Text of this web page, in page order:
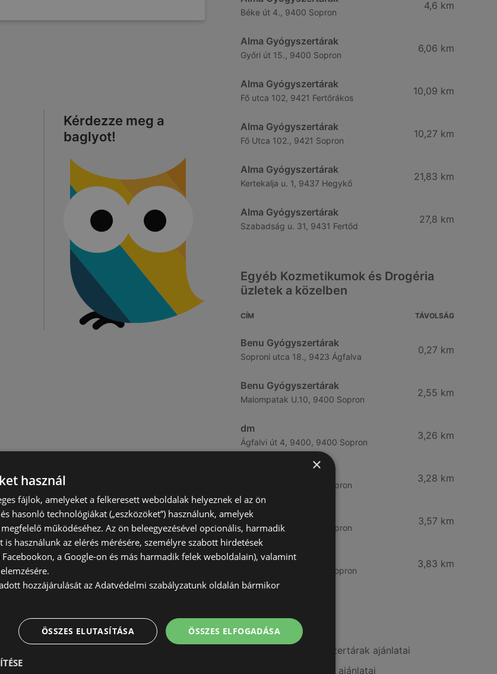
Kérdezze meg a
baglyot!
Béke út 4., 9400 Sopron
4,6 km
Alma Gyógyszertárak
Győri út 15., 9400 Sopron
6,06 km
Alma Gyógyszertárak
Fő utca 102, 9421 Fertőrákos
10,09 km
Alma Gyógyszertárak
Fő Utca 102., 9421 Sopron
10,27 km
Alma Gyógyszertárak
Kertekalja u. 1, 9437 Hegykő
21,83 km
Alma Gyógyszertárak
Szabadság u. 31, 9431 Fertőd
27,8 km
Egyéb Kozmetikumok és Drogéria
üzletek a közelben
CÍM TÁVOLSÁG
Benu Gyógyszertárak
Soproni utca 18., 9423 Ágfalva
0,27 km
Benu Gyógyszertárak
Malompatak U.10, 9400 Sopron
2,55 km
dm
Ágfalvi út 4, 9400, 9400 Sopron
3,26 km
Besenyő u. 23, 9400 Sopron
3,28 km
Vianni
Bánfalvi út 14., 9400 Sopron
3,57 km
Rossmann
Bánfalvi út 6-8., 9400 Sopron
3,83 km
További linkek
A(z) Alma Gyógyszertárak ajánlatai
A(z) Pingvin Patika ajánlatai
×
használ
fájlok, amelyeket a felkeresett weboldalak helyeznek el az ön
hasonló technológiákat („eszközöket”) használunk, amelyek
működéséhez. Az ön beleegyezésével opcionális, harmadik
is használunk az elérés mérésére, személyre szabott hirdetések
a Google-on és más harmadik felek weboldalain), valamint
hozzájárulását az Adatvédelmi szabályzatunk oldalán bármikor
ÖSSZES ELFOGADÁSA
ÖSSZES ELUTASÍTÁSA